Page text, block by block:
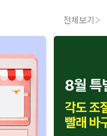
전체보기